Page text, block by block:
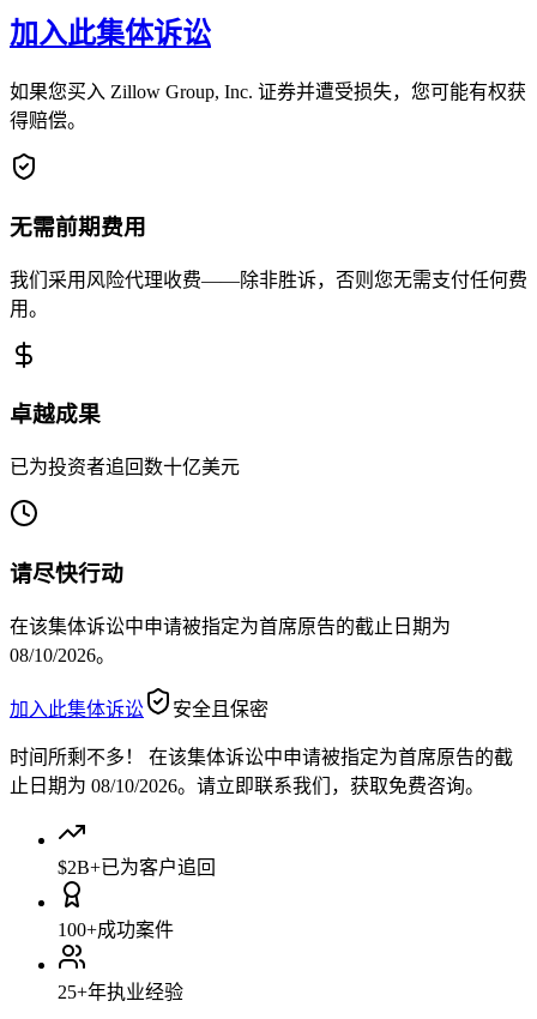
加入此集体诉讼
如果您买入 Zillow Group, Inc. 证券并遭受损失，您可能有权获
得赔偿。
无需前期费用
我们采用风险代理收费——除非胜诉，否则您无需支付任何费
用。
卓越成果
已为投资者追回数十亿美元
请尽快行动
在该集体诉讼中申请被指定为首席原告的截止日期为
08/10/2026。
加入此集体诉讼 安全且保密
时间所剩不多！
在该集体诉讼中申请被指定为首席原告的截
止日期为 08/10/2026。请立即联系我们，获取免费咨询。
$2B+已为客户追回
100+成功案件
25+年执业经验